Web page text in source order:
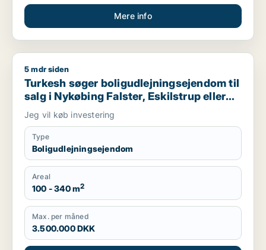
Mere info
Turkesh søger boligudlejningsejendom til salg i Nykøbing
5 mdr siden
Turkesh søger boligudlejningsejendom til
salg i Nykøbing Falster, Eskilstrup eller
Horbelev m.fl.
Jeg vil køb investering
Type
Boligudlejningsejendom
Areal
100 - 340 m2
Max. per måned
3.500.000 DKK